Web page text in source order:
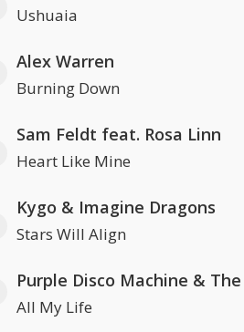
Ushuaia
Alex Warren
Burning Down
Sam Feldt feat. Rosa Linn
Heart Like Mine
Kygo & Imagine Dragons
Stars Will Align
All My Life